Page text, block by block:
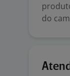
do